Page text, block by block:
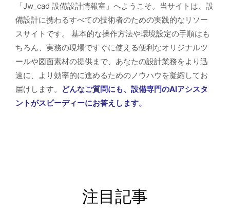
「Jw_cad 設備設計情報室」へようこそ。当サイトは、設
備設計に携わるすべての技術者のための実践的なリソー
スサイトです。 基本的な操作方法や環境設定の手順はも
ちろん、実務の現場ですぐに使える便利なオリジナルツ
ールや図面素材の提供まで、あなたの設計業務をより迅
速に、より効率的に進めるためのノウハウを凝縮してお
届けします。
どんなご質問にも、設備専門のAIアシスタ
ントがスピーディーにお答えします。
注目記事